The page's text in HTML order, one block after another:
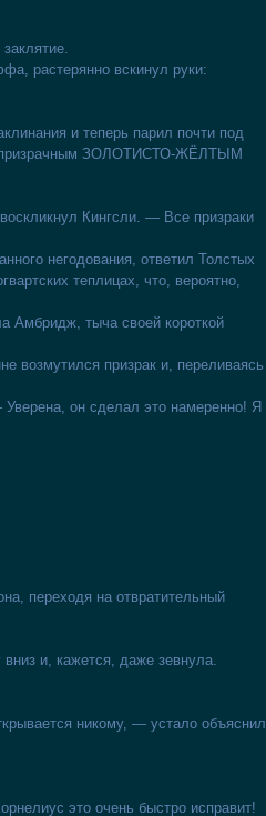
растерянно вскинул руки:
и теперь парил почти под
призрачным ЗОЛОТИСТО-ЖЁЛТЫМ
Кингсли. — Все призраки
негодования, ответил Толстых
теплицах, что, вероятно,
Амбридж, тыча своей короткой
возмутился призрак и, переливаясь
он сделал это намеренно! Я
переходя на отвратительный
и, кажется, даже зевнула.
никому, — устало объяснил
это очень быстро исправит!